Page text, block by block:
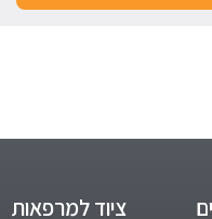
ציוד למרפאות